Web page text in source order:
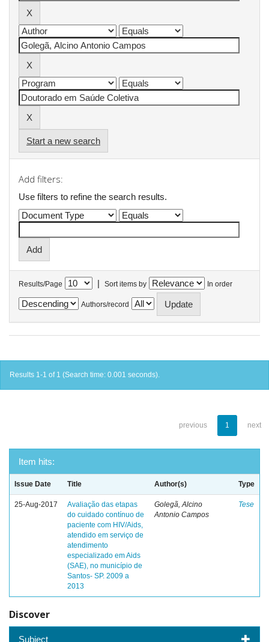
Start a new search
Add filters:
Use filters to refine the search results.
Results/Page | Sort items by In order
Authors/record
Results 1-1 of 1 (Search time: 0.001 seconds).
previous 1 next
Item hits:
Issue Date Title Author(s) Type
25-Aug-2017
Avaliação das etapas
do cuidado contínuo de
paciente com HIV/Aids,
atendido em serviço de
atendimento
especializado em Aids
(SAE), no município de
Santos- SP. 2009 a
2013
Golegã, Alcino
Antonio Campos
Tese
Discover
Subject